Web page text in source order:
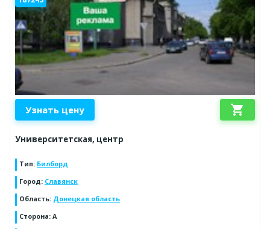
Узнать цену shopping_cart
Университетская, центр
Тип: Билборд
Город: Славянск
Область: Донецкая область
Сторона: А